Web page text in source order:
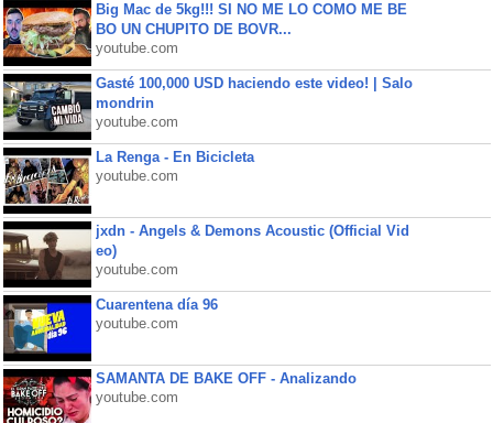
Big Mac de 5kg!!! SI NO ME LO COMO ME BE
BO UN CHUPITO DE BOVR...
youtube.com
Gasté 100,000 USD haciendo este video! | Salo
mondrin
youtube.com
La Renga - En Bicicleta
youtube.com
jxdn - Angels & Demons Acoustic (Official Vid
eo)
youtube.com
Cuarentena día 96
youtube.com
SAMANTA DE BAKE OFF - Analizando
youtube.com